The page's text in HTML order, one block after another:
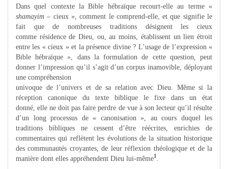
Dans quel contexte la Bible hébraïque recourt-elle au terme «
shamayim– cieux », comment le comprend-elle, et que signifie le
fait que de nombreuses traditions désignent les cieux
comme résidence de Dieu, ou, au moins, établissent un lien étroit
entre les « cieux » et la présence divine ? L’usage de l’expression «
Bible hébraïque », dans la formulation de cette question, peut
donner l’impression qu’il s’agit d’un corpus inamovible, déployant
une compréhension
univoque de l’univers et de sa relation avec Dieu. Même si la
réception canonique du texte biblique le fixe dans un état
donné, elle ne doit pas faire perdre de vue à son lecteur qu’il résulte
d’un long processus de « canonisation », au cours duquel les
traditions bibliques ne cessent d’être réécrites, enrichies de
commentaires qui reflètent les évolutions de la situation historique
des communautés croyantes, de leur réflexion théologique et de la
manière dont elles appréhendent Dieu lui-même1